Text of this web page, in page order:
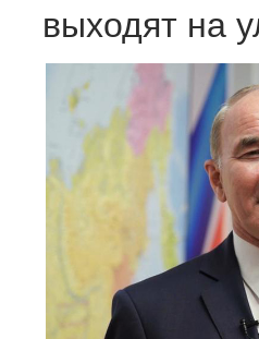
выходят на